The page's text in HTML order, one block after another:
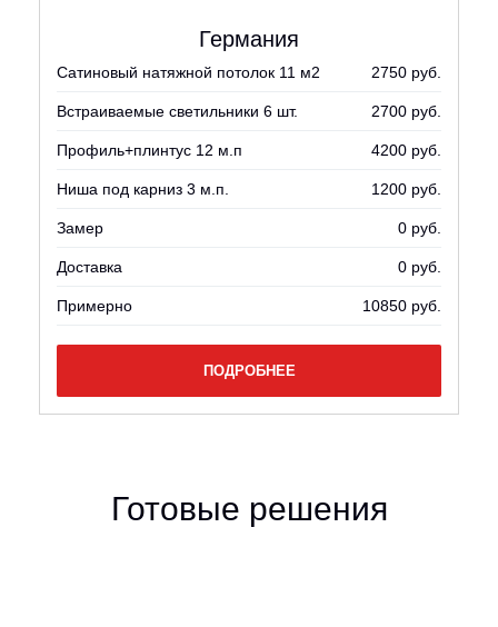
Германия
Сатиновый натяжной потолок 11 м2 2750 руб.
Встраиваемые светильники 6 шт. 2700 руб.
Профиль+плинтус 12 м.п 4200 руб.
Ниша под карниз 3 м.п. 1200 руб.
Замер 0 руб.
Доставка 0 руб.
Примерно 10850 руб.
ПОДРОБНЕЕ
Готовые решения